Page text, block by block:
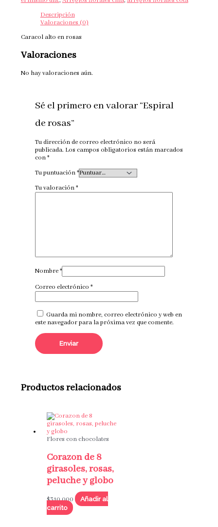
Descripción
Valoraciones (0)
Caracol alto en rosas
Valoraciones
No hay valoraciones aún.
Sé el primero en valorar “Espiral
de rosas”
Tu dirección de correo electrónico no será
publicada. Los campos obligatorios están marcados
con*
Tu puntuación*
Tu valoración*
Nombre*
Correo electrónico *
Guarda mi nombre, correo electrónico y web en
este navegador para la próxima vez que comente.
Productos relacionados
Flores con chocolates
Corazon de 8
girasoles, rosas,
peluche y globo
$310,000
Añadir al
carrito